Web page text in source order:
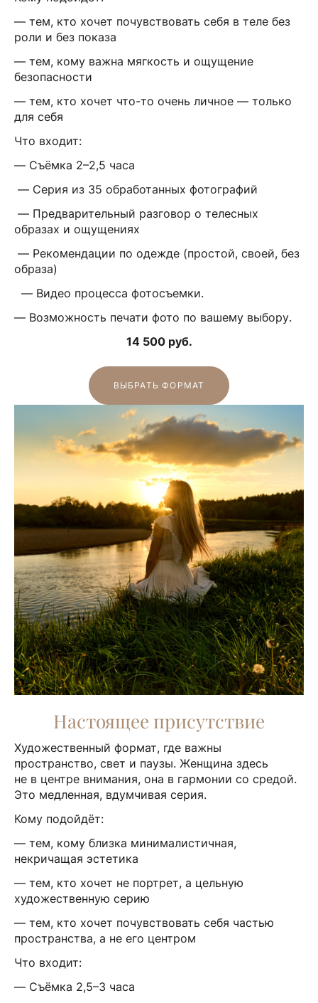
— тем, кто хочет почувствовать себя в теле без
роли и без показа
— тем, кому важна мягкость и ощущение
безопасности
— тем, кто хочет что-то очень личное — только
для себя
Что входит:
— Съёмка 2–2,5 часа
— Серия из 35 обработанных фотографий
— Предварительный разговор о телесных
образах и ощущениях
— Рекомендации по одежде (простой, своей, без
образа)
— Видео процесса фотосъемки.
— Возможность печати фото по вашему выбору.
14 500 руб.
ВЫБРАТЬ ФОРМАТ
Настоящее присутствие
Художественный формат, где важны
пространство, свет и паузы. Женщина здесь
не в центре внимания, она в гармонии со средой.
Это медленная, вдумчивая серия.
Кому подойдёт:
— тем, кому близка минималистичная,
некричащая эстетика
— тем, кто хочет не портрет, а цельную
художественную серию
— тем, кто хочет почувствовать себя частью
пространства, а не его центром
Что входит:
— Съёмка 2,5–3 часа